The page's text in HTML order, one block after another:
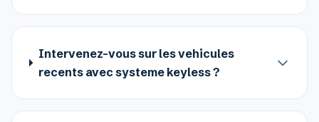
Intervenez-vous sur les vehicules
recents avec systeme keyless ?